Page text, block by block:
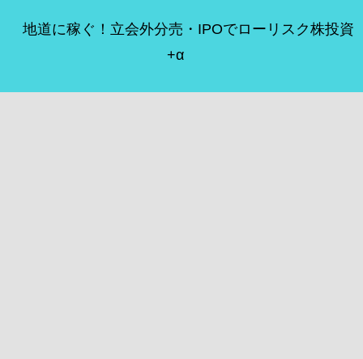
地道に稼ぐ！立会外分売・IPOでローリスク株投資
+α